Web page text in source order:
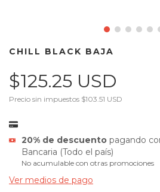
CHILL BLACK BAJA
$125.25 USD
Precio sin impuestos $103.51 USD
20% de descuentopagando
Bancaria (Todo el país)
No acumulable con otras promociones
Ver medios de pago